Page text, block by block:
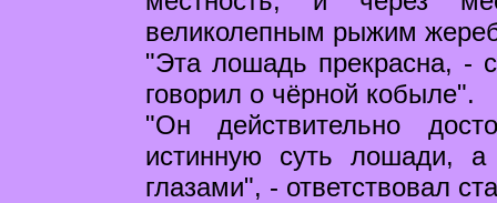
великолепным рыжим
"Эта лошадь прекрасна, -
говорил о чёрной кобыле".
"Он действительно
истинную суть лошади,
глазами", - ответствовал